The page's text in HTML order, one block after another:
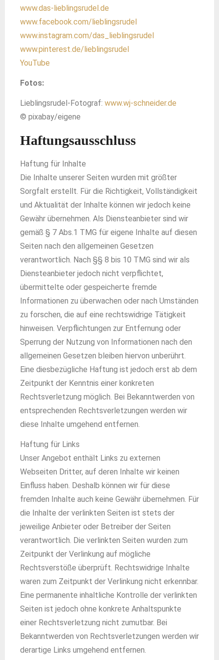
www.das-lieblingsrudel.de
www.facebook.com/lieblingsrudel
www.instagram.com/das_lieblingsrudel
www.pinterest.de/lieblingsrudel
YouTube
Fotos:
Lieblingsrudel-Fotograf: www.wj-schneider.de
© pixabay/eigene
Haftungsausschluss
Haftung für Inhalte
Die Inhalte unserer Seiten wurden mit größter
Sorgfalt erstellt. Für die Richtigkeit, Vollständigkeit
und Aktualität der Inhalte können wir jedoch keine
Gewähr übernehmen. Als Diensteanbieter sind wir
gemäß § 7 Abs.1 TMG für eigene Inhalte auf diesen
Seiten nach den allgemeinen Gesetzen
verantwortlich. Nach §§ 8 bis 10 TMG sind wir als
Diensteanbieter jedoch nicht verpflichtet,
übermittelte oder gespeicherte fremde
Informationen zu überwachen oder nach Umständen
zu forschen, die auf eine rechtswidrige Tätigkeit
hinweisen. Verpflichtungen zur Entfernung oder
Sperrung der Nutzung von Informationen nach den
allgemeinen Gesetzen bleiben hiervon unberührt.
Eine diesbezügliche Haftung ist jedoch erst ab dem
Zeitpunkt der Kenntnis einer konkreten
Rechtsverletzung möglich. Bei Bekanntwerden von
entsprechenden Rechtsverletzungen werden wir
diese Inhalte umgehend entfernen.
Haftung für Links
Unser Angebot enthält Links zu externen
Webseiten Dritter, auf deren Inhalte wir keinen
Einfluss haben. Deshalb können wir für diese
fremden Inhalte auch keine Gewähr übernehmen. Für
die Inhalte der verlinkten Seiten ist stets der
jeweilige Anbieter oder Betreiber der Seiten
verantwortlich. Die verlinkten Seiten wurden zum
Zeitpunkt der Verlinkung auf mögliche
Rechtsverstöße überprüft. Rechtswidrige Inhalte
waren zum Zeitpunkt der Verlinkung nicht erkennbar.
Eine permanente inhaltliche Kontrolle der verlinkten
Seiten ist jedoch ohne konkrete Anhaltspunkte
einer Rechtsverletzung nicht zumutbar. Bei
Bekanntwerden von Rechtsverletzungen werden wir
derartige Links umgehend entfernen.